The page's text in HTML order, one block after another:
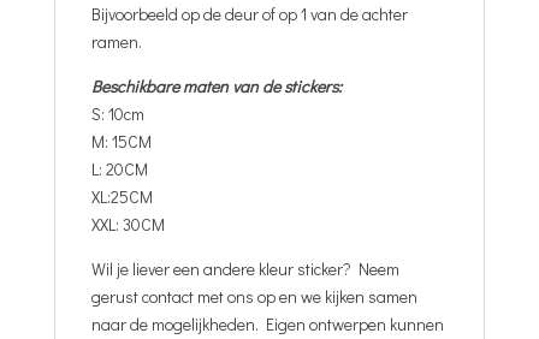
Bijvoorbeeld op de deur of op 1 van de achter
ramen.
Beschikbare maten van de stickers:
S: 10cm
M: 15CM
L: 20CM
XL:25CM
XXL: 30CM
Wil je liever een andere kleur sticker? Neem
gerust contact met ons op en we kijken samen
naar de mogelijkheden. Eigen ontwerpen kunnen